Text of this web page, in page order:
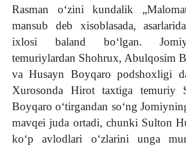
Rasman oʻzini kundalik
mansub deb xisoblasada,
ixlosi baland boʻlgan.
temuriylardan Shohrux, Abulqosim
va Husayn Boyqaro podshoxligi
Xurosonda Hirot taxtiga temuriy
Boyqaro oʻtirgandan soʻng
mavqei juda ortadi, chunki Sulton
koʻp avlodlari oʻzlarini unga